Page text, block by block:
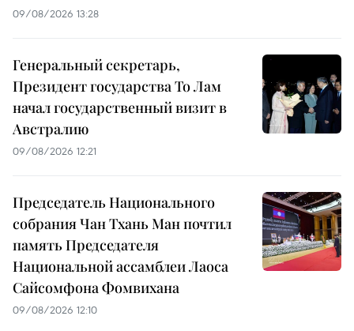
09/08/2026 13:28
Генеральный секретарь,
Президент государства То Лам
начал государственный визит в
Австралию
09/08/2026 12:21
Председатель Национального
собрания Чан Тхань Ман почтил
память Председателя
Национальной ассамблеи Лаоса
Сайсомфона Фомвихана
09/08/2026 12:10